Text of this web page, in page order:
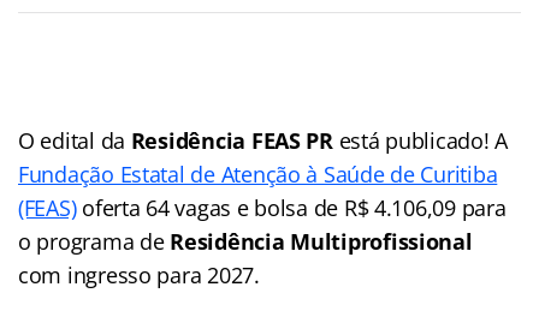
O edital da Residência FEAS PR está publicado! A
Fundação Estatal de Atenção à Saúde de Curitiba
(FEAS)oferta 64 vagas e bolsa de R$ 4.106,09 para
o programa de Residência Multiprofissional
com ingresso para 2027.